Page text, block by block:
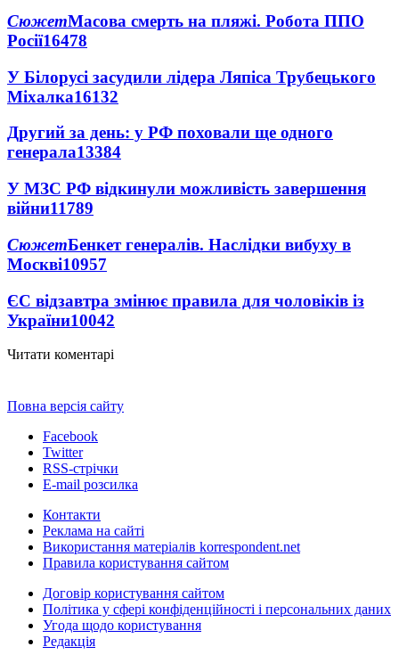
СюжетМасова смерть на пляжі. Робота ППО
Росії16478
У Білорусі засудили лідера Ляпіса Трубецького
Міхалка16132
Другий за день: у РФ поховали ще одного
генерала13384
У МЗС РФ відкинули можливість завершення
війни11789
СюжетБенкет генералів. Наслідки вибуху в
Москві10957
ЄС відзавтра змінює правила для чоловіків із
України10042
Читати коментарі
Повна версія сайту
Facebook
Twitter
RSS-стрічки
E-mail розсилка
Контакти
Реклама на сайті
Використання матеріалів korrespondent.net
Правила користування сайтом
Договір користування сайтом
Політика у сфері конфіденційності і персональних даних
Угода щодо користування
Редакція